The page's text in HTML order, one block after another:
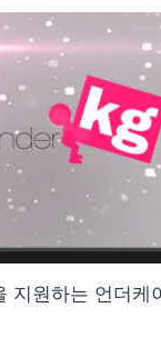
지원하는 언더케